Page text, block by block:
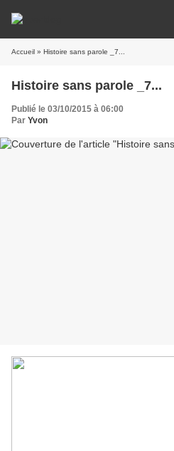
Accueil » Histoire sans parole _7...
Histoire sans parole _7...
Publié le 03/10/2015 à 06:00
Par Yvon